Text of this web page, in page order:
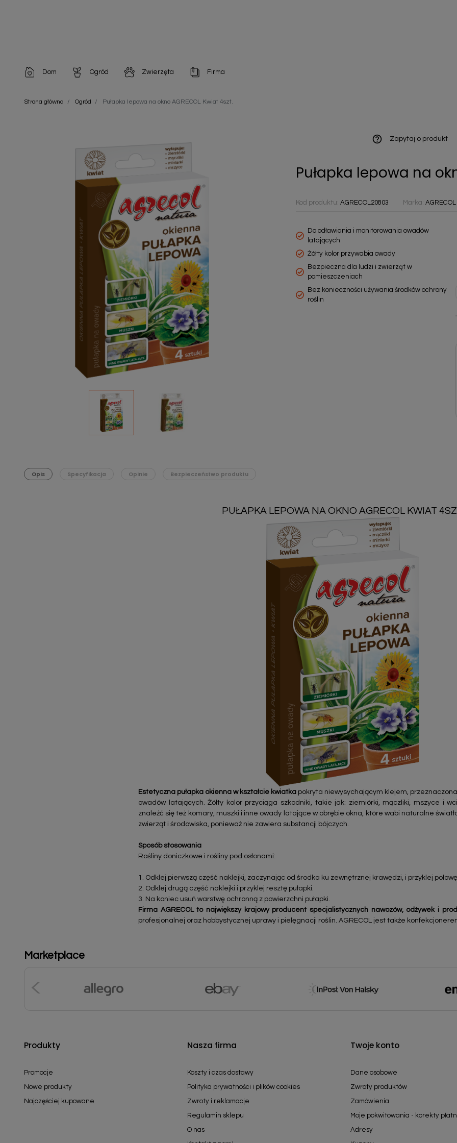
Dom
Artykuły dekoracyjne
Artykuły higieniczne
Artykuły jednorazowe
Artykuły opakowaniowe
Zobacz wszystkie
Ogród
Chemia do architektury ogrodowej
Odstraszacze owadów
Odstraszacze zwierząt
Nawozy i preparaty
Narzędzia ogrodnicze
Nasiona
Podłoża
Pozostałe
Środki ochrony roślin
Środki ochrony roślin dla profesjonalistów
Zobacz wszystkie
Zwierzęta
Szampony i odżywki
Chusteczki nawilżane
Zobacz wszystkie
Firma
Artykuły Higieniczne
Strona główna Ogród Pułapka lepowa na okno AGRECOL Kwiat 4szt.
help_outline Zapytaj o produkt
Pułapka lepowa na
Kod produktu:AGRECOL20803 Marka:AGRECOL
Do odławiania i monitorowania owadów
latających
Żółty kolor przywabia owady
Bezpieczna dla ludzi i zwierząt w
pomieszczeniach
Bez konieczności używania środków ochrony
roślin
Opis Specyfikacja Opinie Bezpieczeństwo produktu
PUŁAPKA LEPOWA NA OKNO AGRECOL KWIAT
Estetyczna pułapka okienna w kształcie kwiatka pokryta niewysychającym klejem,
owadów latających. Żółty kolor przyciąga szkodniki, takie jak: ziemiórki, mączliki, mszyce i
znaleźć się też komary, muszki i inne owady latające w obrębie okna, które wabi naturalne
zwierząt i środowiska, ponieważ nie zawiera substancji bójczych.
Sposób stosowania
Rośliny doniczkowe i rośliny pod osłonami:
1. Odklej pierwszą część naklejki, zaczynając od środka ku zewnętrznej krawędzi, i przyklej
2. Odklej drugą część naklejki i przyklej resztę pułapki.
3. Na koniec usuń warstwę ochronną z powierzchni pułapki.
Firma AGRECOL to największy krajowy producent specjalistycznych nawozów, odżywek i
profesjonalnej oraz hobbystycznej uprawy i pielęgnacji roślin. AGRECOL jest także
Marketplace
Produkty
Promocje
Nowe produkty
Najczęściej kupowane
Nasza firma
Koszty i czas dostawy
Polityka prywatności i plików cookies
Zwroty i reklamacje
Regulamin sklepu
O nas
Twoje konto
Dane osobowe
Zwroty produktów
Zamówienia
Moje pokwitowania - korekty
Adresy